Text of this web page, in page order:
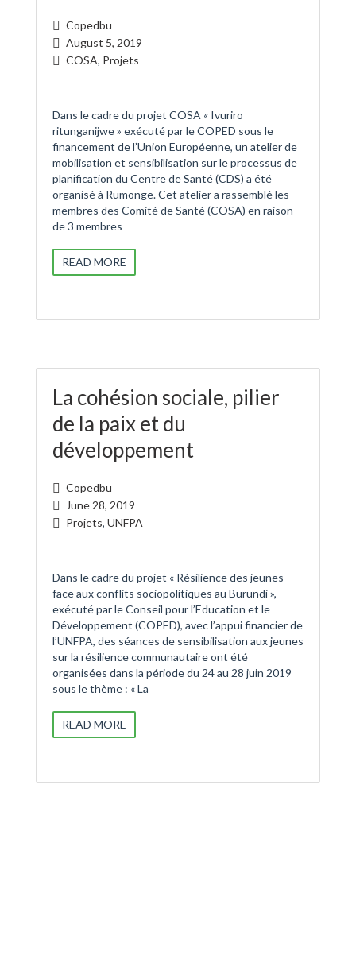
Copedbu
August 5, 2019
COSA, Projets
Dans le cadre du projet COSA « Ivuriro
ritunganijwe » exécuté par le COPED sous le
financement de l’Union Européenne, un atelier de
mobilisation et sensibilisation sur le processus de
planification du Centre de Santé (CDS) a été
organisé à Rumonge. Cet atelier a rassemblé les
membres des Comité de Santé (COSA) en raison
de 3 membres
READ MORE
La cohésion sociale, pilier
de la paix et du
développement
Copedbu
June 28, 2019
Projets, UNFPA
Dans le cadre du projet « Résilience des jeunes
face aux conflits sociopolitiques au Burundi »,
exécuté par le Conseil pour l’Education et le
Développement (COPED), avec l’appui financier de
l’UNFPA, des séances de sensibilisation aux jeunes
sur la résilience communautaire ont été
organisées dans la période du 24 au 28 juin 2019
sous le thème : « La
READ MORE